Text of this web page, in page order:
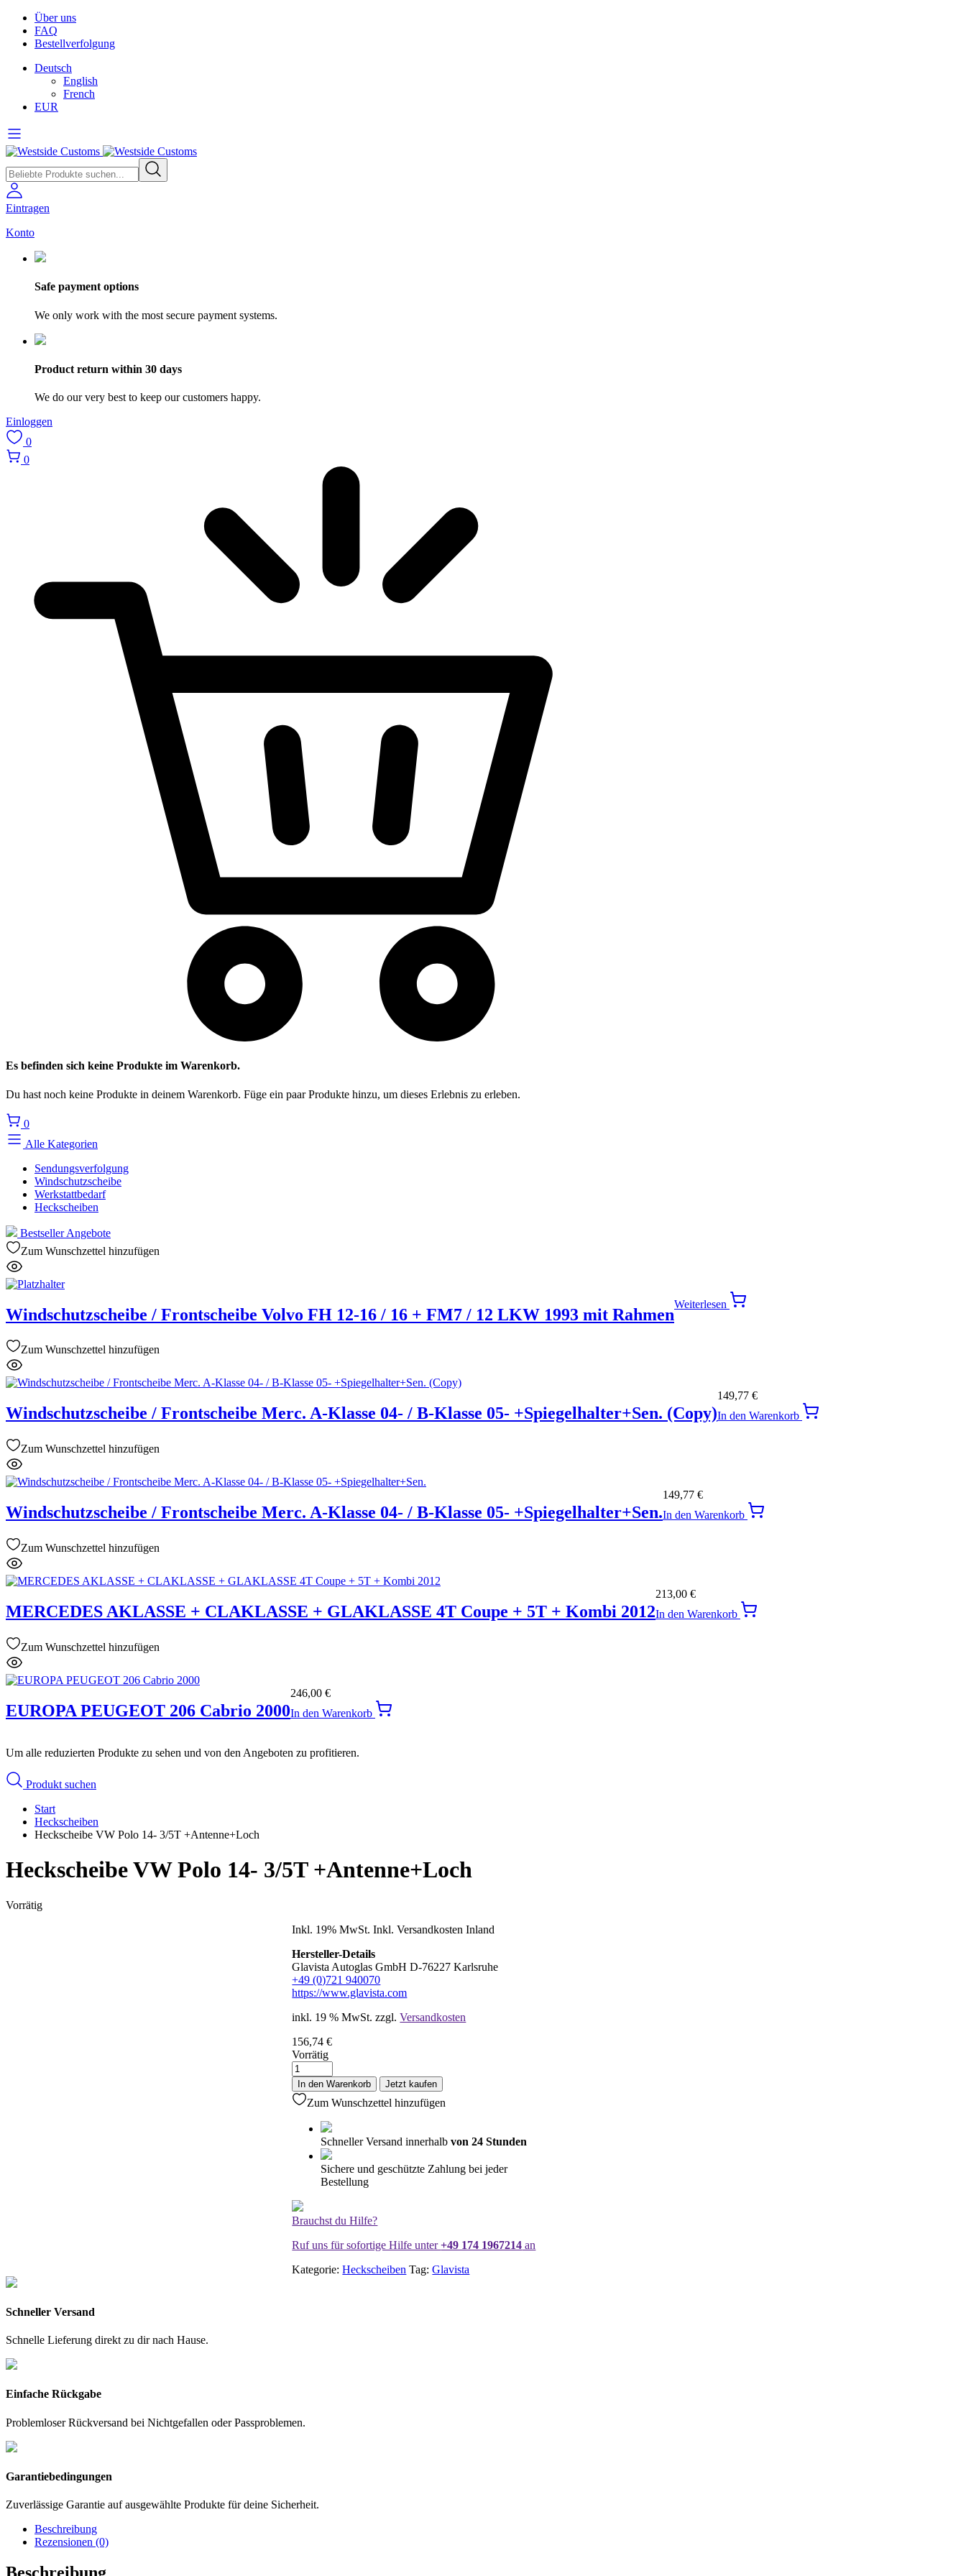
Über uns
FAQ
Bestellverfolgung
Deutsch
English
French
EUR
Eintragen
Konto
Safe payment options
We only work with the most secure payment systems.
Product return within 30 days
We do our very best to keep our customers happy.
Einloggen
0
0
Es befinden sich keine Produkte im Warenkorb.
Du hast noch keine Produkte in deinem Warenkorb. Füge ein paar Produkte hinzu, um dieses Erlebnis zu erleben.
0
Alle Kategorien
Sendungsverfolgung
Windschutzscheibe
Werkstattbedarf
Heckscheiben
BestsellerAngebote
Zum Wunschzettel hinzufügen
Windschutzscheibe / Frontscheibe Volvo FH 12-16 / 16 + FM7 / 12 LKW 1993 mit Rahmen
Weiterlesen
Zum Wunschzettel hinzufügen
Windschutzscheibe / Frontscheibe Merc. A-Klasse 04- / B-Klasse 05- +Spiegelhalter+Sen. (Copy)
149,77 €
In den Warenkorb
Zum Wunschzettel hinzufügen
Windschutzscheibe / Frontscheibe Merc. A-Klasse 04- / B-Klasse 05- +Spiegelhalter+Sen.
149,77 €
In den Warenkorb
Zum Wunschzettel hinzufügen
MERCEDES AKLASSE + CLAKLASSE + GLAKLASSE 4T Coupe + 5T + Kombi 2012
213,00 €
In den Warenkorb
Zum Wunschzettel hinzufügen
EUROPA PEUGEOT 206 Cabrio 2000
246,00 €
In den Warenkorb
Um alle reduzierten Produkte zu sehen und von den Angeboten zu profitieren.
Produkt suchen
Start
Heckscheiben
Heckscheibe VW Polo 14- 3/5T +Antenne+Loch
Heckscheibe VW Polo 14- 3/5T +Antenne+Loch
Vorrätig
Inkl. 19% MwSt. Inkl. Versandkosten Inland
Hersteller-Details
Glavista Autoglas GmbH D-76227 Karlsruhe
+49 (0)721 940070
https://www.glavista.com
inkl. 19 % MwSt. zzgl.Versandkosten
156,74€
Vorrätig
Heckscheibe
VW
Polo
14-
+Antenne+Loch
Menge
In den Warenkorb Jetzt kaufen
Zum Wunschzettel hinzufügen
Schneller Versand innerhalbvon 24 Stunden
Sichere und geschützte Zahlung bei jeder
Bestellung
Brauchst du Hilfe?
Ruf uns für sofortige Hilfe unter+49 174 1967214 an
Kategorie:Heckscheiben Tag:Glavista
Schneller Versand
Schnelle Lieferung direkt zu dir nach Hause.
Einfache Rückgabe
Problemloser Rückversand bei Nichtgefallen oder Passproblemen.
Garantiebedingungen
Zuverlässige Garantie auf ausgewählte Produkte für deine Sicherheit.
Beschreibung
Rezensionen (0)